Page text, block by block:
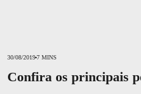
30/08/20197 MINS
Confira os principais